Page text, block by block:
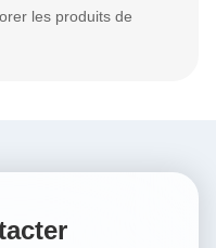
les produits de